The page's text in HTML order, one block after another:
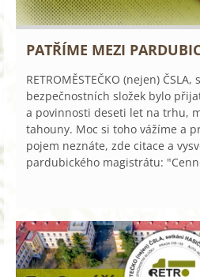
PATŘÍME MEZI
RETROMĚSTEČKO (nejen) ČSLA,
bezpečnostních složek bylo
a povinnosti deseti let na trhu,
tahouny. Moc si toho vážíme a
pojem neznáte, zde citace a
pardubického magistrátu: